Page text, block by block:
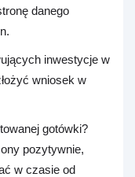
danego
inwestycje w
wniosek w
gotówki?
pozytywnie,
w czasie od